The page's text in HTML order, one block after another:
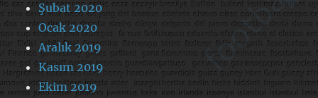
Şubat 2020
Ocak 2020
Aralık 2019
Kasım 2019
Ekim 2019